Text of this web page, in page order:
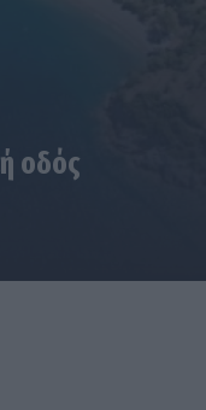
οδός